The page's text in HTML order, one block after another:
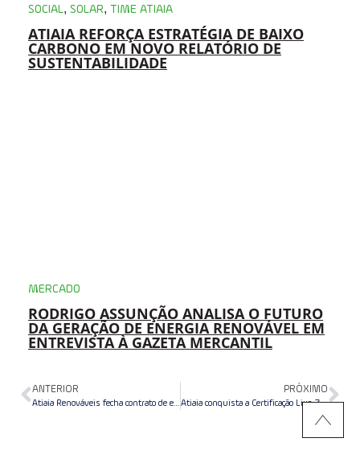
SOCIAL, SOLAR, TIME ATIAIA
ATIAIA REFORÇA ESTRATÉGIA DE BAIXO
CARBONO EM NOVO RELATÓRIO DE
SUSTENTABILIDADE
MERCADO
RODRIGO ASSUNÇÃO ANALISA O FUTURO
DA GERAÇÃO DE ENERGIA RENOVÁVEL EM
ENTREVISTA À GAZETA MERCANTIL
ANTERIOR
Atiaia Renováveis fecha contrato de energia limpa com a V.tal
PRÓXIMO
Atiaia conquista a Certificação Lixo Zero para 100% de suas PCHs